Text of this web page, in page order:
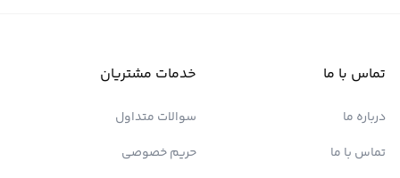
تماس با ما
درباره ما
تماس با ما
خدمات مشتریان
سوالات متداول
حریم خصوصی